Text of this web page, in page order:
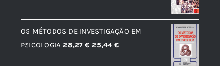
original
era:
24,60 €.
atual
é:
22,14 €.
OS MÉTODOS DE INVESTIGAÇÃO EM
PSICOLOGIA 28,27€ O
25,44 €O